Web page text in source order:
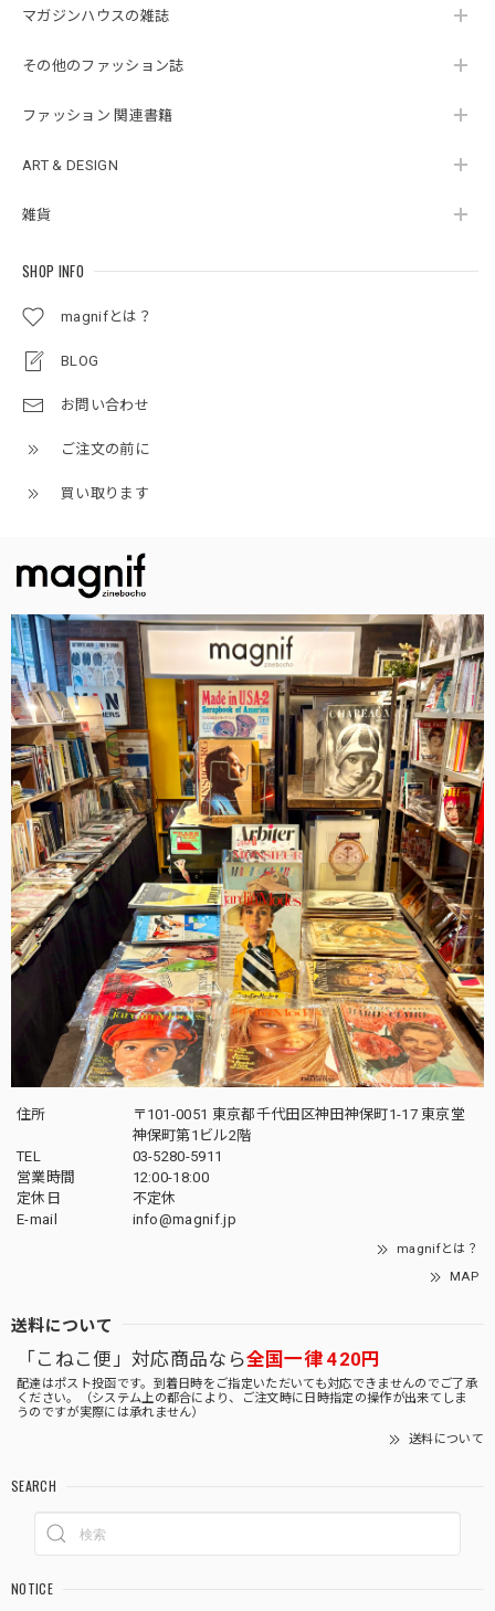
マガジンハウスの雑誌
その他のファッション誌
ファッション 関連書籍
ART & DESIGN
雑貨
SHOP INFO
magnifとは？
BLOG
お問い合わせ
ご注文の前に
買い取ります
住所
〒101-0051 東京都千代田区神田神保町1-17 東京堂
神保町第1ビル2階
TEL
03-5280-5911
営業時間
12:00-18:00
定休日
不定休
E-mail
info@magnif.jp
magnifとは？
MAP
送料について
「こねこ便」対応商品なら全国一律 420円
配達はポスト投函です。到着日時をご指定いただいても対応できませんのでご了承
ください。（システム上の都合により、ご注文時に日時指定の操作が出来てしま
うのですが実際には承れません）
送料について
SEARCH
NOTICE